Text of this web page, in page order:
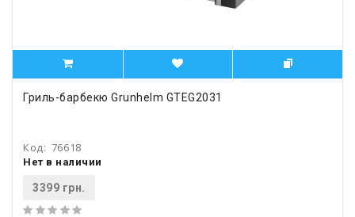
Гриль-барбекю Grunhelm GTEG2031
Код: 76618
Нет в наличии
3399 грн.